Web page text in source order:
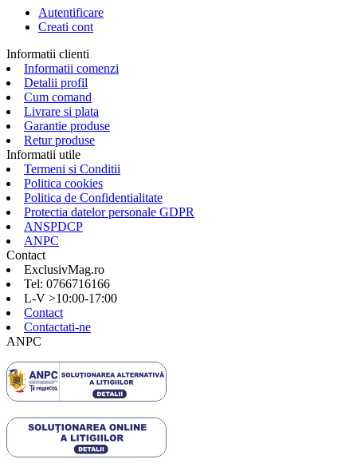
Autentificare
Creati cont
Informatii clienti
Informatii comenzi
Detalii profil
Cum comand
Livrare si plata
Garantie produse
Retur produse
Informatii utile
Termeni si Conditii
Politica cookies
Politica de Confidentialitate
Protectia datelor personale GDPR
ANSPDCP
ANPC
Contact
ExclusivMag.ro
Tel: 0766716166
L-V >10:00-17:00
Contact
Contactati-ne
ANPC